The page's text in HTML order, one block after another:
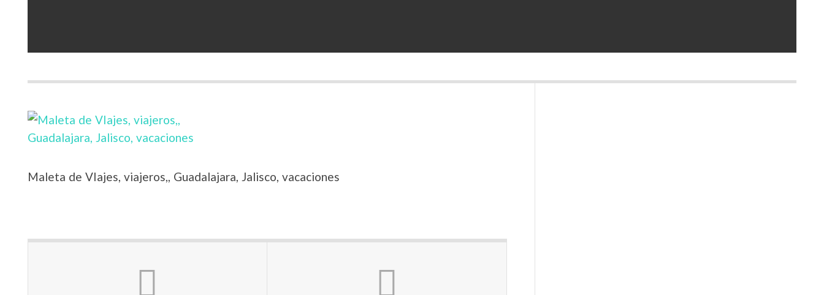
Maleta de VIajes, viajeros,, Guadalajara, Jalisco, vacaciones